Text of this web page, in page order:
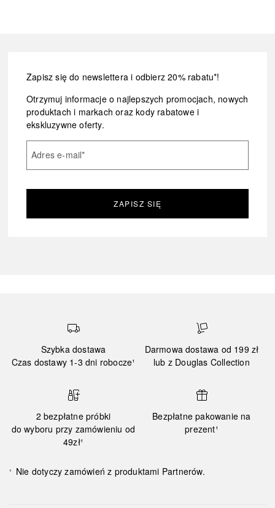
Zapisz się do newslettera i odbierz 20% rabatu*!
Otrzymuj informacje o najlepszych promocjach, nowych
produktach i markach oraz kody rabatowe i
ekskluzywne oferty.
Adres e-mail*
ZAPISZ SIĘ
Szybka dostawa
Czas dostawy 1-3 dni robocze¹
Darmowa dostawa od 199 zł
lub z Douglas Collection
2 bezpłatne próbki
do wyboru przy zamówieniu od
49zł¹
Bezpłatne pakowanie na
prezent¹
¹ Nie dotyczy zamówień z produktami Partnerów.